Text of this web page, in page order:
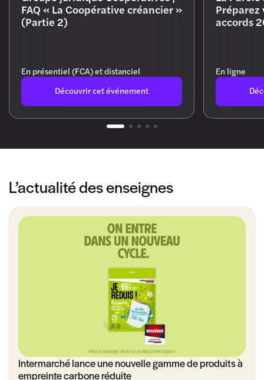
FAQ « La Coopérative créancier »
(Partie 2)
En présentiel (FCA) et distanciel
Découvrir cet événement
Préparez
accords
En ligne
L’actualité des enseignes
Intermarché lance une nouvelle gamme de produits à
empreinte carbone réduite